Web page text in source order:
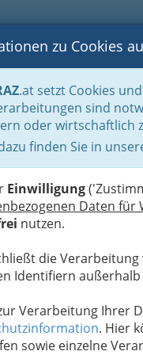
BLOGS FOTOS
zu Cookies
.at setzt Cookies
sind
oder wirtschaftlich
finden Sie in
Einwilligung
Daten für
nutzen.
die Verarbeitung
Identifiern außerhalb
Verarbeitung Ihrer
. Hier
sowie einzelne
und Vergnügungsbetriebe